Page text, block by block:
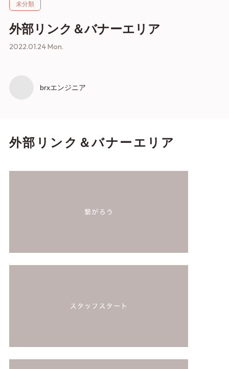
未分類
外部リンク＆バナーエリア
2022.01.24 Mon.
brxエンジニア
外部リンク＆バナーエリア